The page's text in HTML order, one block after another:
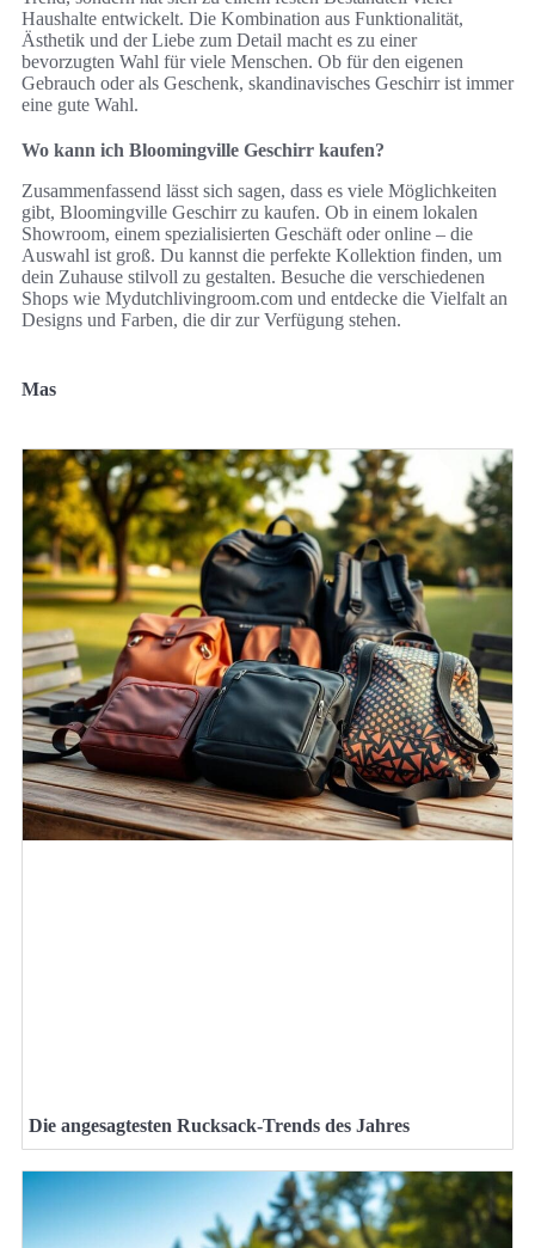
Haushalte entwickelt. Die Kombination aus Funktionalität,
Ästhetik und der Liebe zum Detail macht es zu einer
bevorzugten Wahl für viele Menschen. Ob für den eigenen
Gebrauch oder als Geschenk, skandinavisches Geschirr ist immer
eine gute Wahl.
Wo kann ich Bloomingville Geschirr kaufen?
Zusammenfassend lässt sich sagen, dass es viele Möglichkeiten
gibt, Bloomingville Geschirr zu kaufen. Ob in einem lokalen
Showroom, einem spezialisierten Geschäft oder online – die
Auswahl ist groß. Du kannst die perfekte Kollektion finden, um
dein Zuhause stilvoll zu gestalten. Besuche die verschiedenen
Shops wie Mydutchlivingroom.com und entdecke die Vielfalt an
Designs und Farben, die dir zur Verfügung stehen.
Mas
Die angesagtesten Rucksack-Trends des Jahres